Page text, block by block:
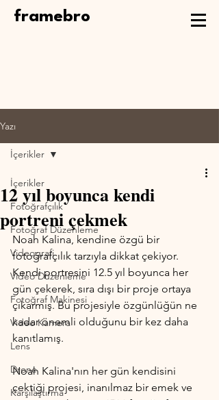
framebro
Yazı
İçerikler
Fotoğrafçılık
Fotoğraf Düzenleme
Videografi
Video Düzenleme
Fotoğraf Makinesi
Video Kamera
Lens
Drone
Karşılaştırma
İçerikler
12 yıl boyunca kendi
portreni çekmek
Noah Kalina, kendine özgü bir
fotoğrafçılık tarzıyla dikkat çekiyor.
Kendi portresini 12.5 yıl boyunca her
gün çekerek, sıra dışı bir proje ortaya
çıkarmış. Bu projesiyle özgünlüğün ne
kadar önemli olduğunu bir kez daha
kanıtlamış.
Noah Kalina'nın her gün kendisini
çektiği projesi, inanılmaz bir emek ve